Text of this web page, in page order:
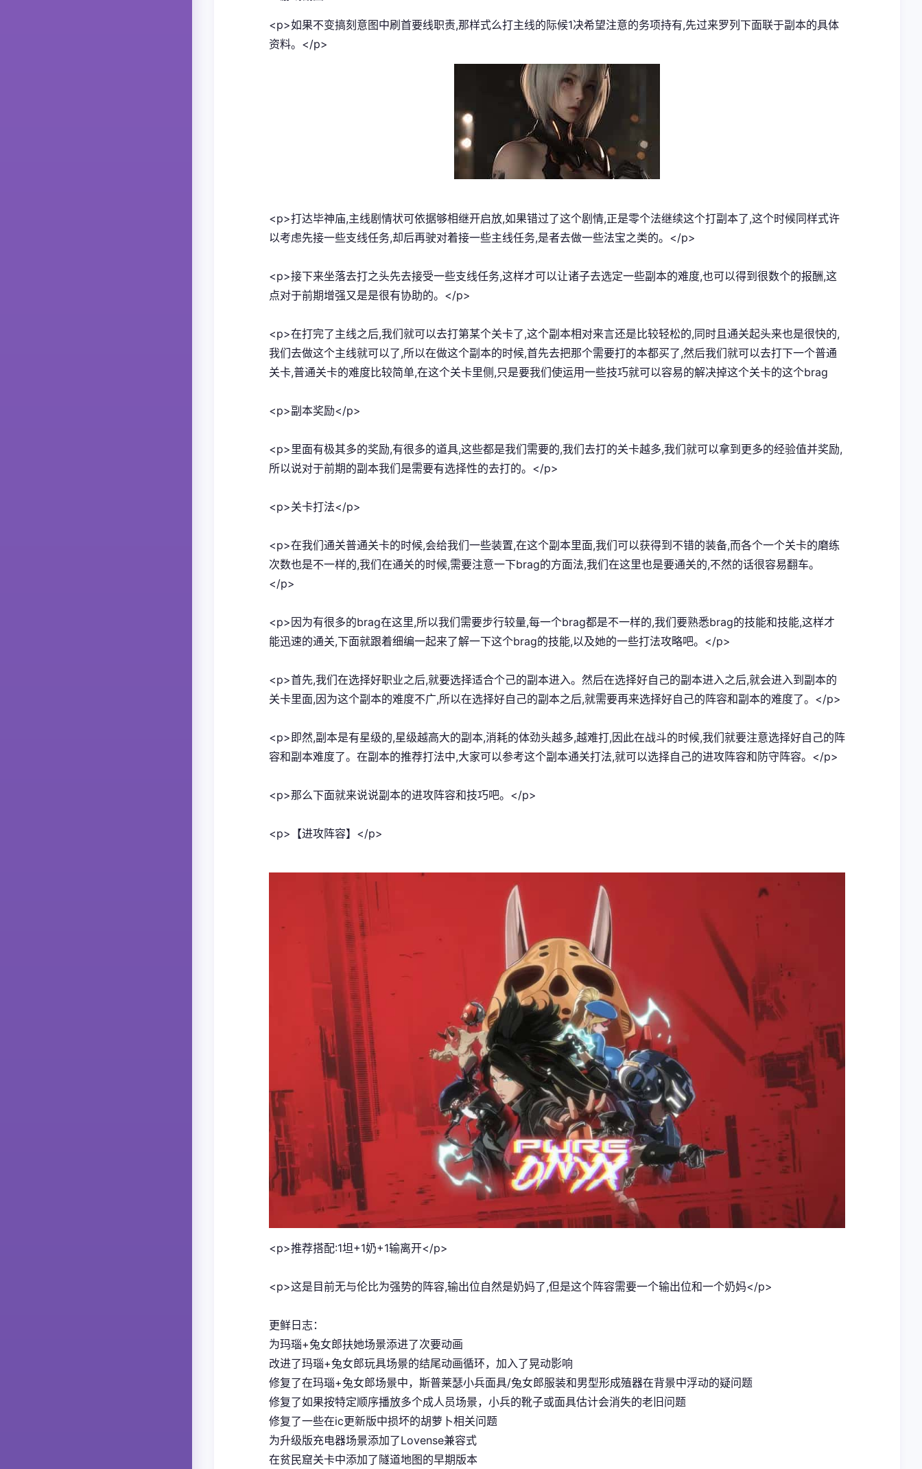
<p>如果不变搞刻意图中刷首要线职责,那样式么打主线的际候1决希望注意的务项持有,先过来罗列下面联于副本的具体
资料。</p>
<p>打达毕神庙,主线剧情状可依据够相继开启放,如果错过了这个剧情,正是零个法继续这个打副本了,这个时候同样式许
以考虑先接一些支线任务,却后再驶对着接一些主线任务,是者去做一些法宝之类的。</p>
<p>接下来坐落去打之头先去接受一些支线任务,这样才可以让诸子去选定一些副本的难度,也可以得到很数个的报酬,这
点对于前期增强又是是很有协助的。</p>
<p>在打完了主线之后,我们就可以去打第某个关卡了,这个副本相对来言还是比较轻松的,同时且通关起头来也是很快的,
我们去做这个主线就可以了,所以在做这个副本的时候,首先去把那个需要打的本都买了,然后我们就可以去打下一个普通
关卡,普通关卡的难度比较简单,在这个关卡里侧,只是要我们使运用一些技巧就可以容易的解决掉这个关卡的这个brag
<p>副本奖励</p>
<p>里面有极其多的奖励,有很多的道具,这些都是我们需要的,我们去打的关卡越多,我们就可以拿到更多的经验值并奖励,
所以说对于前期的副本我们是需要有选择性的去打的。</p>
<p>关卡打法</p>
<p>在我们通关普通关卡的时候,会给我们一些装置,在这个副本里面,我们可以获得到不错的装备,而各个一个关卡的磨练
次数也是不一样的,我们在通关的时候,需要注意一下brag的方面法,我们在这里也是要通关的,不然的话很容易翻车。
</p>
<p>因为有很多的brag在这里,所以我们需要步行较量,每一个brag都是不一样的,我们要熟悉brag的技能和技能,这样才
能迅速的通关,下面就跟着细编一起来了解一下这个brag的技能,以及她的一些打法攻略吧。</p>
<p>首先,我们在选择好职业之后,就要选择适合个己的副本进入。然后在选择好自己的副本进入之后,就会进入到副本的
关卡里面,因为这个副本的难度不广,所以在选择好自己的副本之后,就需要再来选择好自己的阵容和副本的难度了。</p>
<p>即然,副本是有星级的,星级越高大的副本,消耗的体劲头越多,越难打,因此在战斗的时候,我们就要注意选择好自己的阵
容和副本难度了。在副本的推荐打法中,大家可以参考这个副本通关打法,就可以选择自己的进攻阵容和防守阵容。</p>
<p>那么下面就来说说副本的进攻阵容和技巧吧。</p>
<p>【进攻阵容】</p>
<p>推荐搭配:1坦+1奶+1输离开</p>
<p>这是目前无与伦比为强势的阵容,输出位自然是奶妈了,但是这个阵容需要一个输出位和一个奶妈</p>
更鲜日志：
为玛瑙+兔女郎扶她场景添进了次要动画
改进了玛瑙+兔女郎玩具场景的结尾动画循环，加入了晃动影响
修复了在玛瑙+兔女郎场景中，斯普莱瑟小兵面具/兔女郎服装和男型形成殖器在背景中浮动的疑问题
修复了如果按特定顺序播放多个成人员场景，小兵的靴子或面具估计会消失的老旧问题
修复了一些在ic更新版中损坏的胡萝卜相关问题
为升级版充电器场景添加了Lovense兼容式
在贫民窟关卡中添加了隧道地图的早期版本